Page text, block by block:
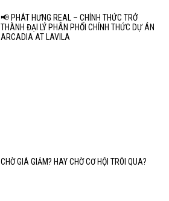
📢 PHÁT HƯNG REAL – CHÍNH THỨC TRỞ
THÀNH ĐẠI LÝ PHÂN PHỐI CHÍNH THỨC DỰ ÁN
ARCADIA AT LAVILA
CHỜ GIÁ GIẢM? HAY CHỜ CƠ HỘI TRÔI QUA?